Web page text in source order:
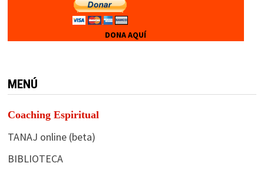
DONA AQUÍ
MENÚ
Coaching Espiritual
TANAJ online (beta)
BIBLIOTECA